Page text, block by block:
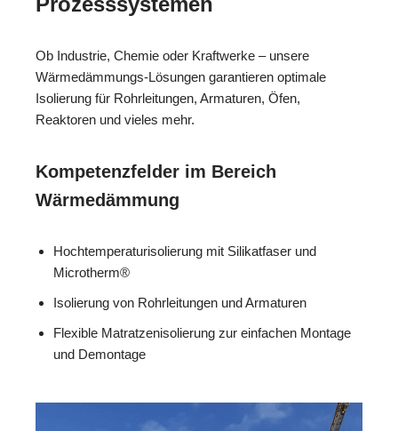
Ob Industrie, Chemie oder Kraftwerke – unsere
Wärmedämmungs-Lösungen garantieren optimale
Isolierung für Rohrleitungen, Armaturen, Öfen,
Reaktoren und vieles mehr.
Kompetenzfelder im Bereich
Wärmedämmung
Hochtemperaturisolierung mit Silikatfaser und
Microtherm®
Isolierung von Rohrleitungen und Armaturen
Flexible Matratzenisolierung zur einfachen Montage
und Demontage